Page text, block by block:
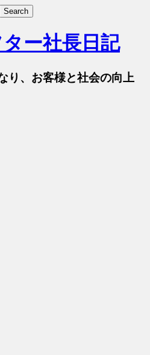
ー社長日記
り、お客様と社会の向上